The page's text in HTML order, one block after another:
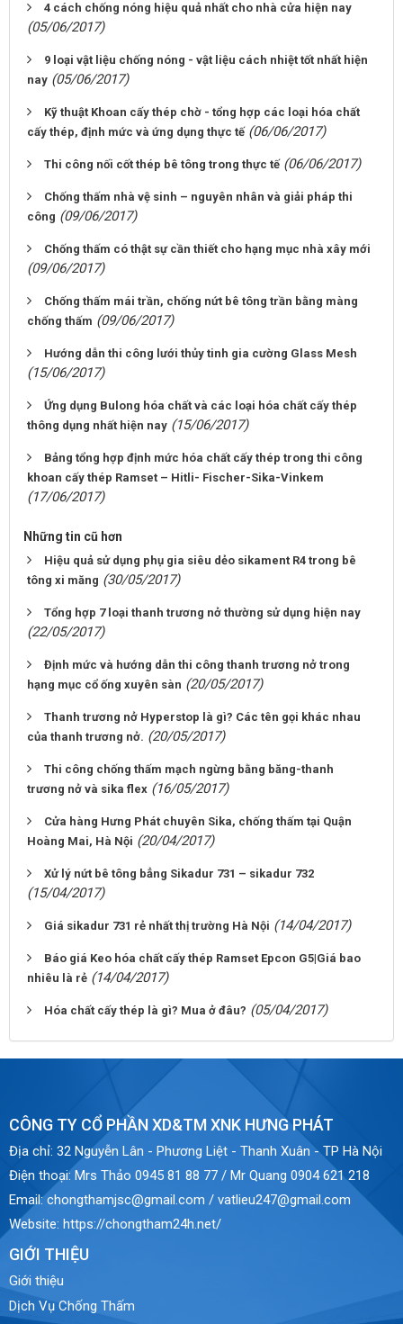
4 cách chống nóng hiệu quả nhất cho nhà cửa hiện nay
(05/06/2017)
9 loại vật liệu chống nóng - vật liệu cách nhiệt tốt nhất hiện
nay (05/06/2017)
Kỹ thuật Khoan cấy thép chờ - tổng hợp các loại hóa chất
cấy thép, định mức và ứng dụng thực tế (06/06/2017)
Thi công nối cốt thép bê tông trong thực tế (06/06/2017)
Chống thấm nhà vệ sinh – nguyên nhân và giải pháp thi
công (09/06/2017)
Chống thấm có thật sự cần thiết cho hạng mục nhà xây mới
(09/06/2017)
Chống thấm mái trần, chống nứt bê tông trần bằng màng
chống thấm (09/06/2017)
Hướng dẫn thi công lưới thủy tinh gia cường Glass Mesh
(15/06/2017)
Ứng dụng Bulong hóa chất và các loại hóa chất cấy thép
thông dụng nhất hiện nay (15/06/2017)
Bảng tổng hợp định mức hóa chất cấy thép trong thi công
khoan cấy thép Ramset – Hitli- Fischer-Sika-Vinkem
(17/06/2017)
Những tin cũ hơn
Hiệu quả sử dụng phụ gia siêu dẻo sikament R4 trong bê
tông xi măng (30/05/2017)
Tổng hợp 7 loại thanh trương nở thường sử dụng hiện nay
(22/05/2017)
Định mức và hướng dẫn thi công thanh trương nở trong
hạng mục cổ ống xuyên sàn (20/05/2017)
Thanh trương nở Hyperstop là gì? Các tên gọi khác nhau
của thanh trương nở. (20/05/2017)
Thi công chống thấm mạch ngừng bằng băng-thanh
trương nở và sika flex (16/05/2017)
Cửa hàng Hưng Phát chuyên Sika, chống thấm tại Quận
Hoàng Mai, Hà Nội (20/04/2017)
Xử lý nứt bê tông bẳng Sikadur 731 – sikadur 732
(15/04/2017)
Giá sikadur 731 rẻ nhất thị trường Hà Nội (14/04/2017)
Báo giá Keo hóa chất cấy thép Ramset Epcon G5|Giá bao
nhiêu là rẻ (14/04/2017)
Hóa chất cấy thép là gì? Mua ở đâu? (05/04/2017)
CÔNG TY CỔ PHẦN XD&TM XNK HƯNG PHÁT
Địa chỉ: 32 Nguyễn Lân - Phương Liệt - Thanh Xuân - TP Hà Nội
Điện thoại: Mrs Thảo 0945 81 88 77 / Mr Quang 0904 621 218
Email:chongthamjsc@gmail.com / vatlieu247@gmail.com
Website: https://chongtham24h.net/
GIỚI THIỆU
Giới thiệu
Dịch Vụ Chống Thấm